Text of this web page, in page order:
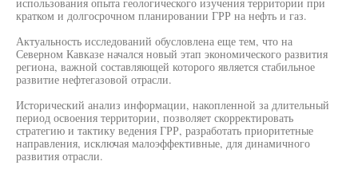
кратком и долгосрочном планировании ГРР на нефть и газ.
Актуальность исследований обусловлена еще тем, что на
Северном Кавказе начался новый этап экономического развития
региона, важной составляющей которого является стабильное
развитие нефтегазовой отрасли.
Исторический анализ информации, накопленной за длительный
период освоения территории, позволяет скорректировать
стратегию и тактику ведения ГРР, разработать приоритетные
направления, исключая малоэффективные, для динамичного
развития отрасли.